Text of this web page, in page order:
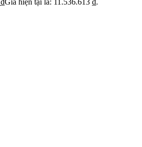
₫Giá hiện tại là: 11.536.613 ₫.